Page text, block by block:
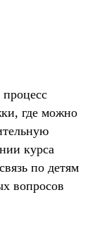
где можно
курса
по детям
вопросов